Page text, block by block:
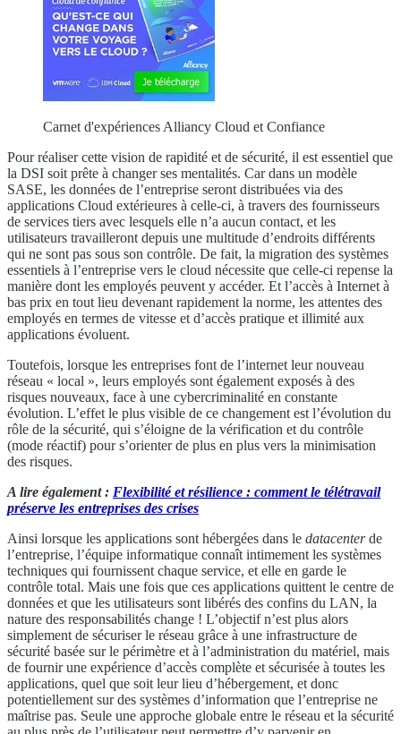
Carnet d'expériences Alliancy Cloud et Confiance
Pour réaliser cette vision de rapidité et de sécurité, il est essentiel que
la DSI soit prête à changer ses mentalités. Car dans un modèle
SASE, les données de l’entreprise seront distribuées via des
applications Cloud extérieures à celle-ci, à travers des fournisseurs
de services tiers avec lesquels elle n’a aucun contact, et les
utilisateurs travailleront depuis une multitude d’endroits différents
qui ne sont pas sous son contrôle. De fait, la migration des systèmes
essentiels à l’entreprise vers le cloud nécessite que celle-ci repense la
manière dont les employés peuvent y accéder. Et l’accès à Internet à
bas prix en tout lieu devenant rapidement la norme, les attentes des
employés en termes de vitesse et d’accès pratique et illimité aux
applications évoluent.
Toutefois, lorsque les entreprises font de l’internet leur nouveau
réseau « local », leurs employés sont également exposés à des
risques nouveaux, face à une cybercriminalité en constante
évolution. L’effet le plus visible de ce changement est l’évolution du
rôle de la sécurité, qui s’éloigne de la vérification et du contrôle
(mode réactif) pour s’orienter de plus en plus vers la minimisation
des risques.
A lire également : Flexibilité et résilience : comment le télétravail
préserve les entreprises des crises
Ainsi lorsque les applications sont hébergées dans le datacenterde
l’entreprise, l’équipe informatique connaît intimement les systèmes
techniques qui fournissent chaque service, et elle en garde le
contrôle total. Mais une fois que ces applications quittent le centre de
données et que les utilisateurs sont libérés des confins du LAN, la
nature des responsabilités change ! L’objectif n’est plus alors
simplement de sécuriser le réseau grâce à une infrastructure de
sécurité basée sur le périmètre et à l’administration du matériel, mais
de fournir une expérience d’accès complète et sécurisée à toutes les
applications, quel que soit leur lieu d’hébergement, et donc
potentiellement sur des systèmes d’information que l’entreprise ne
maîtrise pas. Seule une approche globale entre le réseau et la sécurité